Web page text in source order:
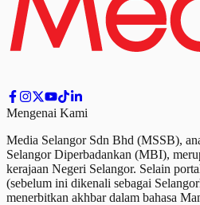
Mengenai Kami
Media Selangor Sdn Bhd (MSSB),
Selangor Diperbadankan (MBI),
kerajaan Negeri Selangor. Selain
(sebelum ini dikenali sebagai
menerbitkan akhbar dalam bahasa